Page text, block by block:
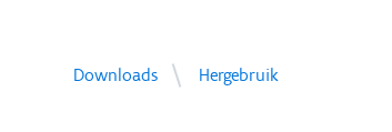
Downloads Hergebruik